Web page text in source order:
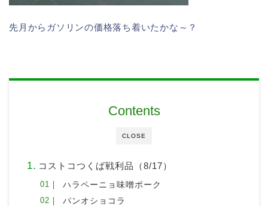
先月からガソリンの価格落ち着いたかな～？
CLOSE
Contents
コストコつくば戦利品（8/17）
ハラペーニョ味噌ポーク
パンオショコラ